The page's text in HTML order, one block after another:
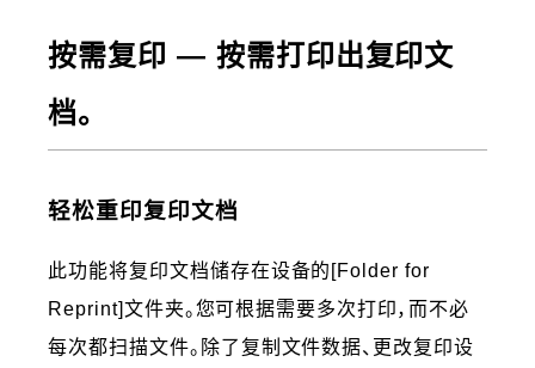
按需复印 ― 按需打印出复印文
档。
轻松重印复印文档
此功能将复印文档储存在设备的[Folder for
Reprint]文件夹。您可根据需要多次打印，而不必
每次都扫描文件。除了复制文件数据、更改复印设